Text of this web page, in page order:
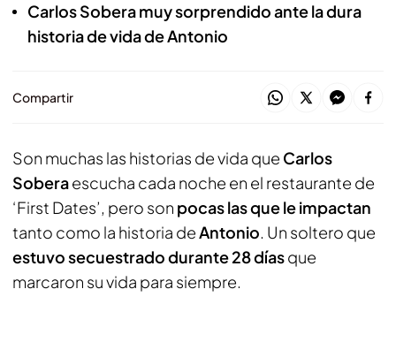
Carlos Sobera muy sorprendido ante la dura
historia de vida de Antonio
Compartir
Son muchas las historias de vida que Carlos
Soberaescucha cada noche en el restaurante de
‘First Dates’, pero son pocas las que le impactan
tanto como la historia deAntonio. Un soltero que
estuvo secuestrado durante 28 díasque
marcaron su vida para siempre.